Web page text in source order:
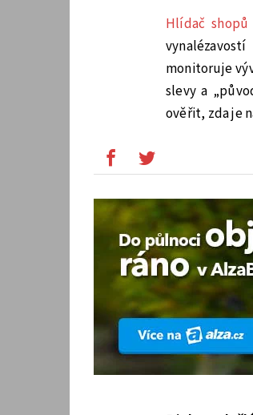
Hlídač shopů
monitoruje
slevy a
ověřit, zda je